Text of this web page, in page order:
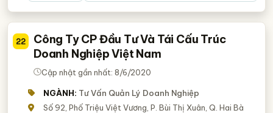
22
Công Ty CP Đầu Tư Và Tái Cấu Trúc
Doanh Nghiệp Việt Nam
Cập nhật gần nhất: 8/6/2020
NGÀNH: Tư Vấn Quản Lý Doanh Nghiệp
Số 92, Phố Triệu Việt Vương, P. Bùi Thị Xuân, Q. Hai Bà